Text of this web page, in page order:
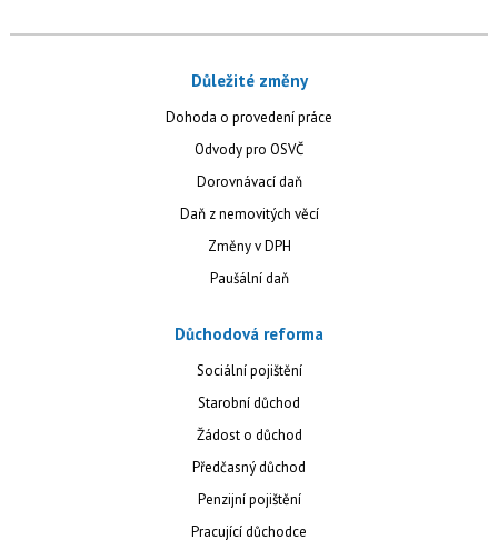
Důležité změny
Dohoda o provedení práce
Odvody pro OSVČ
Dorovnávací daň
Daň z nemovitých věcí
Změny v DPH
Paušální daň
Důchodová reforma
Sociální pojištění
Starobní důchod
Žádost o důchod
Předčasný důchod
Penzijní pojištění
Pracující důchodce